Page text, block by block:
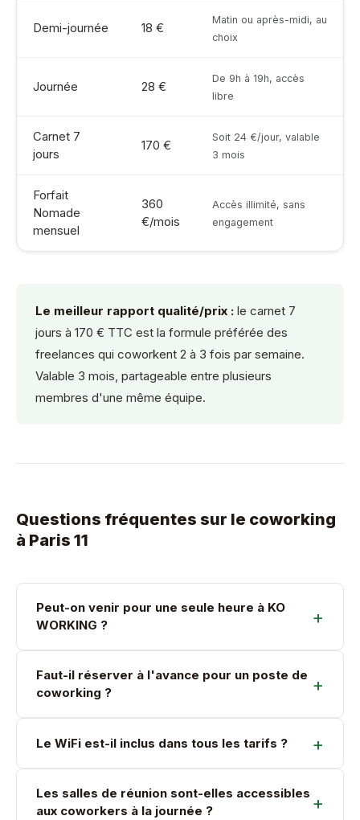
Demi-journée 18 €
Matin ou après-midi, au
choix
Journée 28 €
De 9h à 19h, accès
libre
Carnet 7
jours
170 €
Soit 24 €/jour, valable
3 mois
Forfait
Nomade
mensuel
360
€/mois
Accès illimité, sans
engagement
Le meilleur rapport qualité/prix : le carnet 7
jours à 170 € TTC est la formule préférée des
freelances qui coworkent 2 à 3 fois par semaine.
Valable 3 mois, partageable entre plusieurs
membres d'une même équipe.
Questions fréquentes sur le coworking
à Paris 11
Peut-on venir pour une seule heure à KO
WORKING ?
Faut-il réserver à l'avance pour un poste de
coworking ?
Le WiFi est-il inclus dans tous les tarifs ?
Les salles de réunion sont-elles accessibles
aux coworkers à la journée ?